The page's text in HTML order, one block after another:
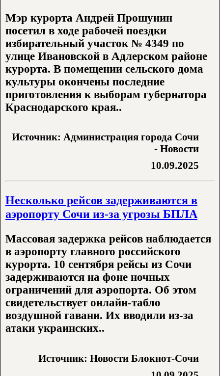
Мэр курорта Андрей Прошунин
посетил в ходе рабочей поездки
избирательный участок № 4349 по
улице Ивановской в Адлерском районе
курорта. В помещении сельского дома
культуры окончены последние
приготовления к выборам губернатора
Краснодарского края..
Источник: Администрация города Сочи
- Новости
10.09.2025
Несколько рейсов задерживаются в
аэропорту Сочи из-за угрозы БПЛА
Массовая задержка рейсов наблюдается
в аэропорту главного российского
курорта. 10 сентября рейсы из Сочи
задерживаются на фоне ночных
ограничений для аэропорта. Об этом
свидетельствует онлайн-табло
воздушной гавани. Их вводили из-за
атаки украинских..
Источник: Новости Блокнот-Сочи